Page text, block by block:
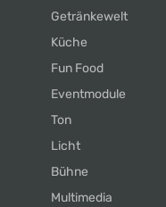
Getränkewelt
Küche
Fun Food
Eventmodule
Ton
Licht
Bühne
Multimedia